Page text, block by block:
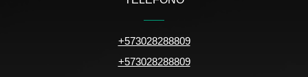
+573028288809
+573028288809